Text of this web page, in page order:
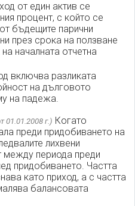
от един актив се
процент, с който се
бъдещите парични
през срока на ползване
началната отчетна
включва разликата
на дълговото
на падежа.
01.01.2008 г.) Когато
преди придобиването на
лихвени
между периода преди
придобиването. Частта
като приход, а с частта
балансовата